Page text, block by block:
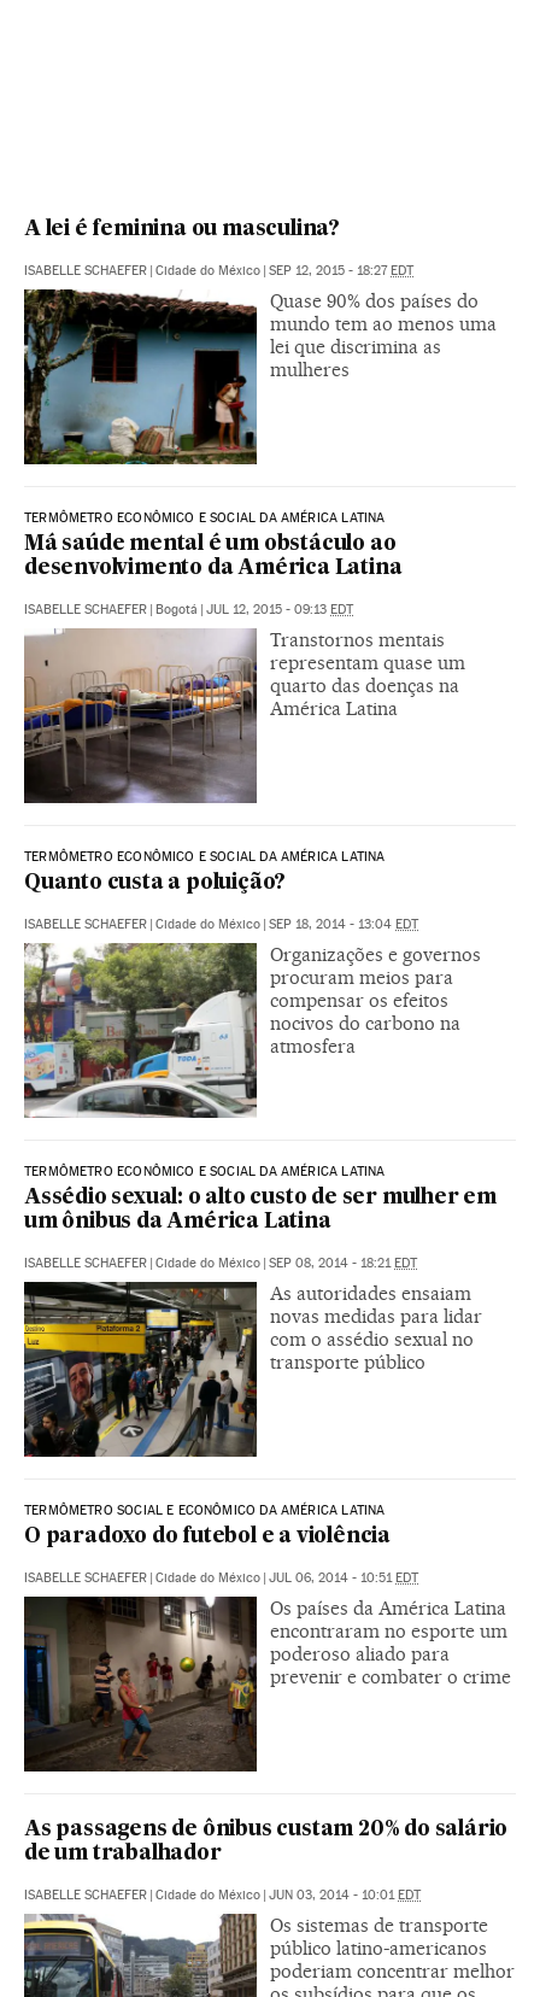
A lei é feminina ou masculina?
ISABELLE SCHAEFER Cidade do México SEP 12, 2015 - 18:27 EDT
Quase 90% dos países do
mundo tem ao menos uma
lei que discrimina as
mulheres
TERMÔMETRO ECONÔMICO E SOCIAL DA AMÉRICA LATINA
Má saúde mental é um obstáculo ao
desenvolvimento da América Latina
ISABELLE SCHAEFER Bogotá JUL 12, 2015 - 09:13 EDT
Transtornos mentais
representam quase um
quarto das doenças na
América Latina
TERMÔMETRO ECONÔMICO E SOCIAL DA AMÉRICA LATINA
Quanto custa a poluição?
ISABELLE SCHAEFER | Cidade do México | SEP 18, 2014 - 13:04 EDT
Organizações e governos
procuram meios para
compensar os efeitos
nocivos do carbono na
atmosfera
TERMÔMETRO ECONÔMICO E SOCIAL DA AMÉRICA LATINA
Assédio sexual: o alto custo de ser mulher em
um ônibus da América Latina
ISABELLE SCHAEFER | Cidade do México | SEP 08, 2014 - 18:21EDT
As autoridades ensaiam
novas medidas para lidar
com o assédio sexual no
transporte público
TERMÔMETRO SOCIAL E ECONÔMICO DA AMÉRICA LATINA
O paradoxo do futebol e a violência
ISABELLE SCHAEFER | Cidade do México | JUL 06, 2014 - 10:51EDT
Os países da América Latina
encontraram no esporte um
poderoso aliado para
prevenir e combater o crime
As passagens de ônibus custam 20% do salário
de um trabalhador
ISABELLE SCHAEFER | Cidade do México | JUN 03, 2014 - 10:01EDT
Os sistemas de transporte
público latino-americanos
poderiam concentrar melhor